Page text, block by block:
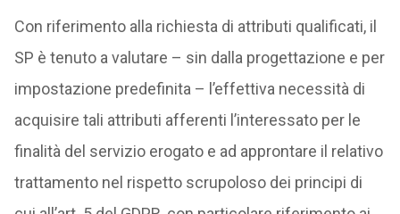
Con riferimento alla richiesta di attributi qualificati, il
SP è tenuto a valutare – sin dalla progettazione e per
impostazione predefinita – l’effettiva necessità di
acquisire tali attributi afferenti l’interessato per le
finalità del servizio erogato e ad approntare il relativo
trattamento nel rispetto scrupoloso dei principi di